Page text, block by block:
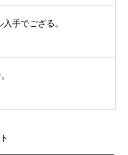
手でござる。